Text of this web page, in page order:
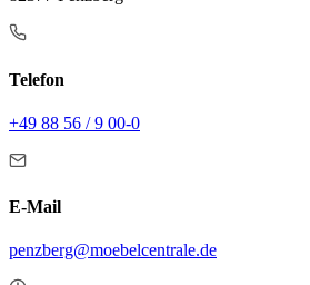
Telefon
+49 88 56 / 9 00-0
E-Mail
penzberg@moebelcentrale.de